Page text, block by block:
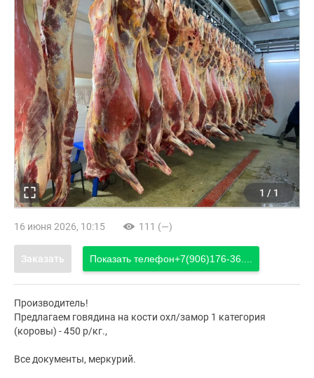
1 / 1
16 июня 2026, 10:15 111 (—)
Заказать Показать телефон+7(906)176-36....
Производитель!
Предлагаем говядина на кости охл/замор 1 категория
(коровы) - 450 р/кг.,
Все документы, меркурий.